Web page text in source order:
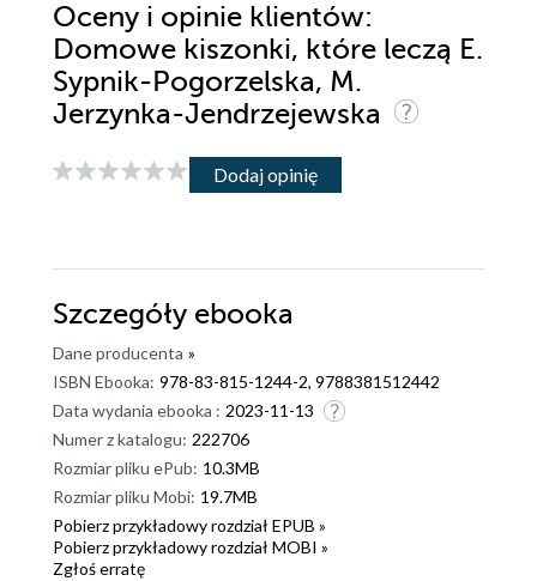
Oceny i opinie klientów:
Domowe kiszonki, które leczą E.
Sypnik-Pogorzelska, M.
Jerzynka-Jendrzejewska
Dodaj opinię
Szczegóły ebooka
Dane producenta »
ISBN Ebooka: 978-83-815-1244-2, 9788381512442
Data wydania ebooka : 2023-11-13
Numer z katalogu: 222706
Rozmiar pliku ePub: 10.3MB
Rozmiar pliku Mobi: 19.7MB
Pobierz przykładowy rozdział EPUB »
Pobierz przykładowy rozdział MOBI »
Zgłoś erratę